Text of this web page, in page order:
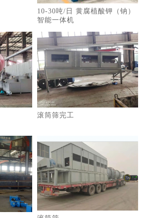
10-30吨/日 黄腐植酸钾（钠）
智能一体机
滚筒筛完工